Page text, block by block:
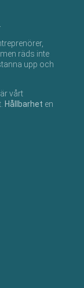
räds inte
upp och
är vårt
Hållbarhet en